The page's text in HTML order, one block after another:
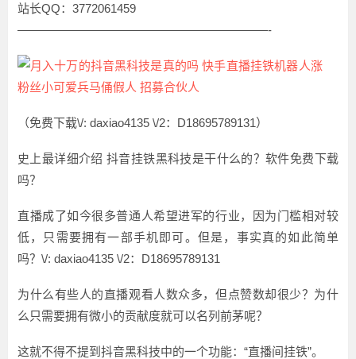
站长QQ：3772061459
—————————————————————-
（免费下载\/: daxiao4135 \/2：D18695789131）
史上最详细介绍 抖音挂铁黑科技是干什么的？软件免费下载
吗？
直播成了如今很多普通人希望进军的行业，因为门槛相对较
低，只需要拥有一部手机即可。但是，事实真的如此简单
吗？\/: daxiao4135 \/2：D18695789131
为什么有些人的直播观看人数众多，但点赞数却很少？为什
么只需要拥有微小的贡献度就可以名列前茅呢？
这就不得不提到抖音黑科技中的一个功能：“直播间挂铁”。